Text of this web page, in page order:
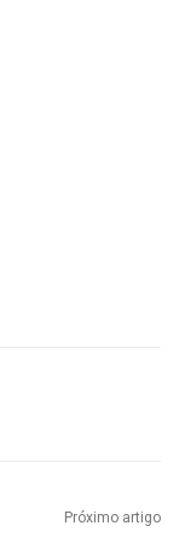
Próximo artigo